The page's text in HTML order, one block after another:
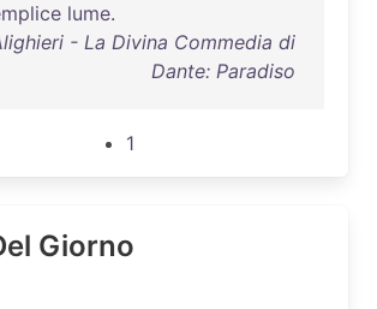
lume.
- La Divina Commedia di
Dante: Paradiso
1
Giorno